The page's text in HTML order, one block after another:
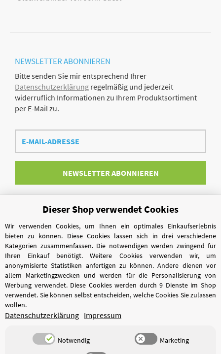
NEWSLETTERABONNIEREN
Bitte senden Sie mir entsprechend Ihrer
Datenschutzerklärung regelmäßig und jederzeit
widerruflich Informationen zu Ihrem Produktsortiment
per E-Mail zu.
E-
Mail-
Adresse
NEWSLETTER ABONNIEREN
Vertrag widerrufen
Dieser Shop verwendet Cookies
Wir verwenden Cookies, um Ihnen ein optimales Einkaufserlebnis
bieten zu können. Diese Cookies lassen sich in drei verschiedene
Kategorien zusammenfassen. Die notwendigen werden zwingend für
Ihren Einkauf benötigt. Weitere Cookies verwenden wir, um
anonymisierte Statistiken anfertigen zu können. Andere dienen vor
allem Marketingzwecken und werden für die Personalisierung von
Werbung verwendet. Diese Cookies werden durch 9 Dienste im Shop
verwendet. Sie können selbst entscheiden, welche Cookies Sie zulassen
wollen.
Datenschutzerklärung Impressum
Notwendig Marketing